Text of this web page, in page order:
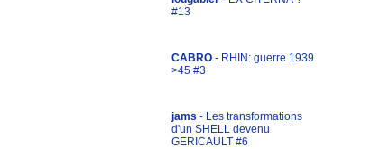
#13
CABRO - RHIN: guerre 1939
>45 #3
jams - Les transformations
d'un SHELL devenu
GERICAULT #6